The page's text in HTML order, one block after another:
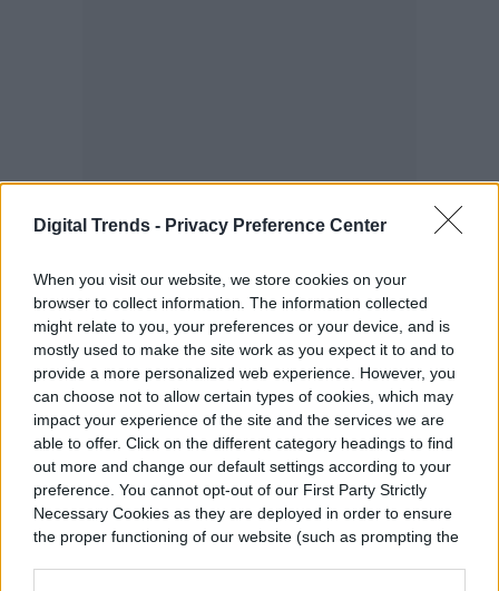
Digital Trends - Privacy Preference Center
When you visit our website, we store cookies on your
browser to collect information. The information collected
might relate to you, your preferences or your device, and is
mostly used to make the site work as you expect it to and to
provide a more personalized web experience. However, you
can choose not to allow certain types of cookies, which may
impact your experience of the site and the services we are
able to offer. Click on the different category headings to find
out more and change our default settings according to your
preference. You cannot opt-out of our First Party Strictly
Necessary Cookies as they are deployed in order to ensure
the proper functioning of our website (such as prompting the